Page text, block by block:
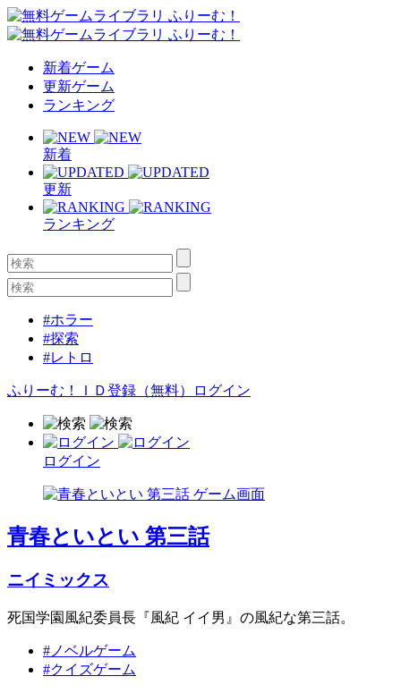
新着ゲーム
更新ゲーム
ランキング
新着
更新
ランキング
#ホラー
#探索
#レトロ
ふりーむ！ＩＤ登録（無料） ログイン
ログイン
青春といとい 第三話
ニイミックス
死国学園風紀委員長『風紀 イイ男』の風紀な第三話。
#ノベルゲーム
#クイズゲーム